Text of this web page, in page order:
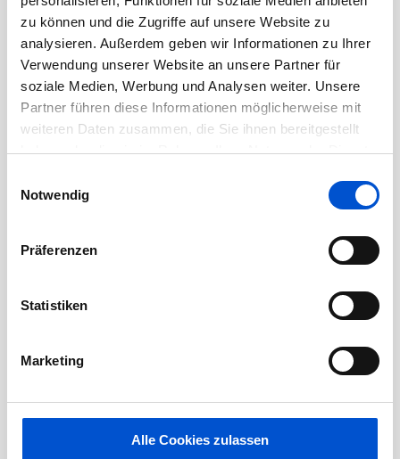
zu können und die Zugriffe auf unsere Website zu
analysieren. Außerdem geben wir Informationen zu Ihrer
Verwendung unserer Website an unsere Partner für
soziale Medien, Werbung und Analysen weiter. Unsere
Partner führen diese Informationen möglicherweise mit
weiteren Daten zusammen, die Sie ihnen bereitgestellt
haben oder die sie im Rahmen Ihrer Nutzung der Dienste
Notwendig
Präferenzen
Statistiken
Marketing
Alle Cookies zulassen
August 2020
Juli 2020
Juni 2020
Mai 2020
April 2020
März 2020
Juni 2019